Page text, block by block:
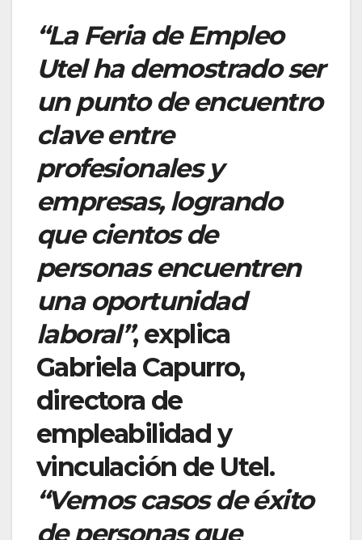
“La Feria de Empleo
Utel ha demostrado ser
un punto de encuentro
clave entre
profesionales y
empresas, logrando
que cientos de
personas encuentren
una oportunidad
laboral”, explica
Gabriela Capurro,
directora de
empleabilidad y
vinculación de Utel.
“Vemos casos de éxito
de personas que